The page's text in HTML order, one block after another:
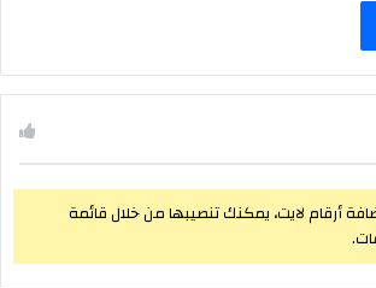
أرقام لايت، يمكنك تنصيبها من خلال قائمة